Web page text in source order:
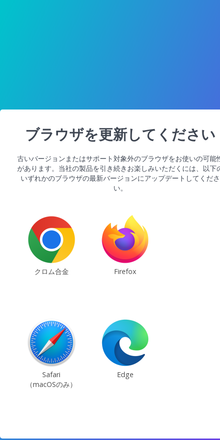
ブラウザを更新してください
古いバージョンまたはサポート対象外のブラウザをお使いの可能
があります。当社の製品を引き続きお楽しみいただくには、以下
いずれかのブラウザの最新バージョンにアップデートしてくださ
い。
クロム合金 Firefox
Safari
（macOSのみ）
Edge